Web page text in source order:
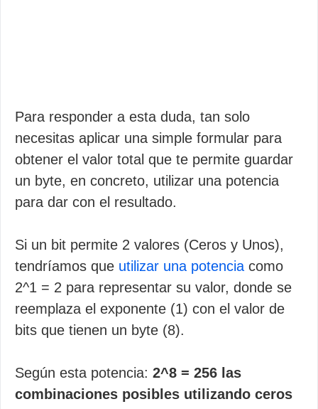
Para responder a esta duda, tan solo
necesitas aplicar una simple formular para
obtener el valor total que te permite guardar
un byte, en concreto, utilizar una potencia
para dar con el resultado.
Si un bit permite 2 valores (Ceros y Unos),
tendríamos que utilizar una potencia como
2^1 = 2 para representar su valor, donde se
reemplaza el exponente (1) con el valor de
bits que tienen un byte (8).
Según esta potencia: 2^8 = 256 las
combinaciones posibles utilizando ceros